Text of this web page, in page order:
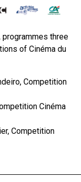
programmes three
of Cinéma du
Competition
Cinéma
Competition